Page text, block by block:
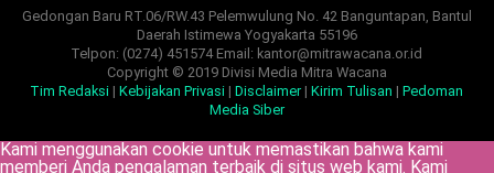
Gedongan Baru RT.06/RW.43 Pelemwulung No. 42 Banguntapan, Bantul
Daerah Istimewa Yogyakarta 55196
Telpon: (0274) 451574 Email: kantor@mitrawacana.or.id
Copyright © 2019 Divisi Media Mitra Wacana
Tim Redaksi |Kebijakan Privasi |Disclaimer |Kirim Tulisan |Pedoman
Media Siber
Kami menggunakan cookie untuk memastikan bahwa kami
memberi Anda pengalaman terbaik di situs web kami. Kami